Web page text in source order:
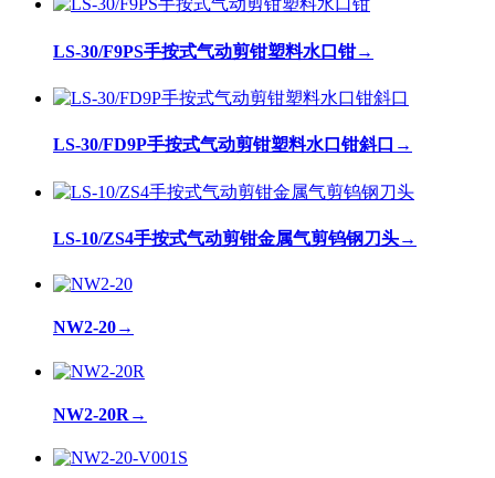
LS-30/F9PS手按式气动剪钳塑料水口钳→
LS-30/FD9P手按式气动剪钳塑料水口钳斜口 →
LS-10/ZS4手按式气动剪钳金属气剪钨钢刀头→
NW2-20→
NW2-20R →